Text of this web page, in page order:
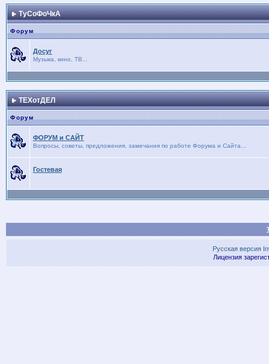
ТуСоФоЧкА
Форум
Досуг
Музыка, кино, ТВ...
ТЕХотДЕЛ
Форум
ФОРУМ и САЙТ
Вопросы, советы, предложения, замечания по работе Форума и Сайта...
Гостевая
Русская версия
Лицензия